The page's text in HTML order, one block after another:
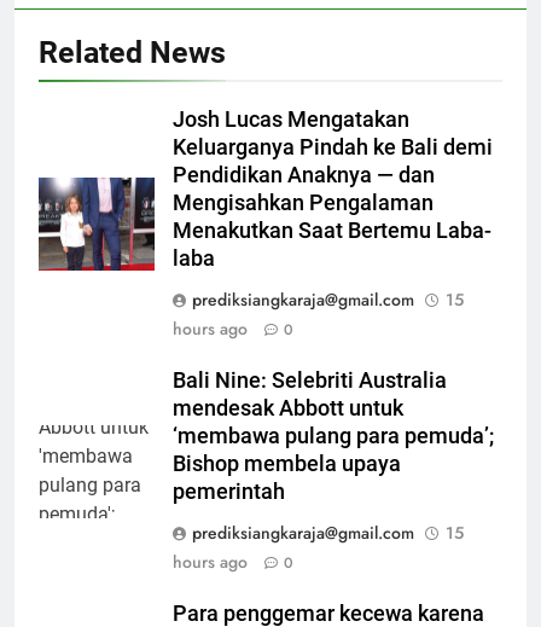
Related News
Josh Lucas Mengatakan
Keluarganya Pindah ke Bali demi
Pendidikan Anaknya — dan
Mengisahkan Pengalaman
Menakutkan Saat Bertemu Laba-
laba
prediksiangkaraja@gmail.com
15
hours ago
0
Bali Nine: Selebriti Australia
mendesak Abbott untuk
‘membawa pulang para pemuda’;
Bishop membela upaya
pemerintah
prediksiangkaraja@gmail.com
15
hours ago
0
Para penggemar kecewa karena